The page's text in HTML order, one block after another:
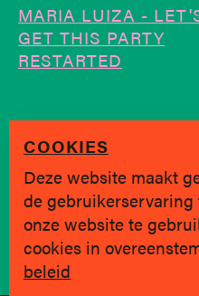
MARIA LUIZA -
GET THIS PARTY
RESTARTED
SINDS
Privacy policy |
COOKIES
Deze website maakt
de gebruikerservaring
onze website te
cookies in
beleid